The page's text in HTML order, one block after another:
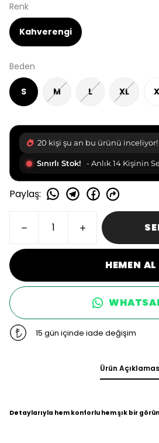
Renk
Kahverengi
Beden
S M L XL
20 kişi şu an bu ürünü inceliyor!
Sınırlı Stok! - Anlık 14 Kişinin
Paylaş:
HEMEN AL
15 gün içinde iade değişim
Ürün
Detaylarıyla hem konforlu hem şık bir